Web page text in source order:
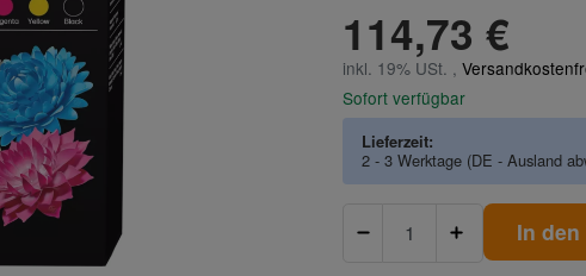
114,73 €
inkl. 19% USt. ,
Sofort verfügbar
Lieferzeit:
2 - 3 Werktage (DE - Ausland
In